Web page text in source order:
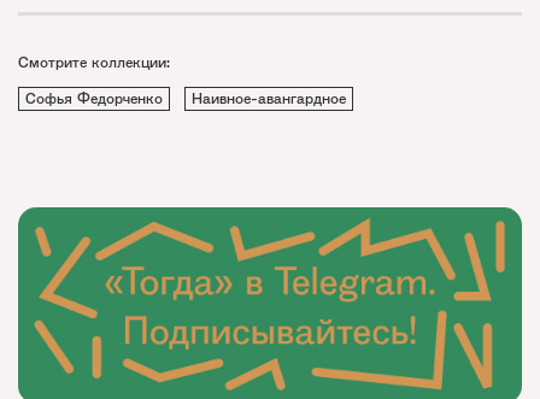
Смотрите коллекции:
Софья Федорченко
Наивное-авангардное